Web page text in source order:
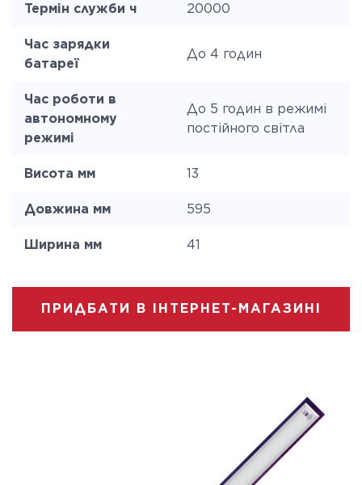
Термін служби ч 20000
Час зарядки
батареї
До 4 годин
Час роботи в
автономному
режимі
До 5 годин в режимі
постійного світла
Висота мм 13
Довжина мм 595
Ширина мм 41
ПРИДБАТИ В ІНТЕРНЕТ-МАГАЗИНІ